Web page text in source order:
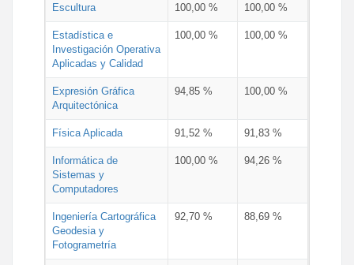
Escultura 100,00 % 100,00 %
Estadística e
Investigación Operativa
Aplicadas y Calidad
100,00 % 100,00 %
Expresión Gráfica
Arquitectónica
94,85 % 100,00 %
Física Aplicada 91,52 % 91,83 %
Informática de
Sistemas y
Computadores
100,00 % 94,26 %
Ingeniería Cartográfica
Geodesia y
Fotogrametría
92,70 % 88,69 %